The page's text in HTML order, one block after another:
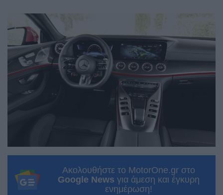
Ακολουθήστε το MotorOne.gr στο
Google News για άμεση και έγκυρη
ενημέρωση!